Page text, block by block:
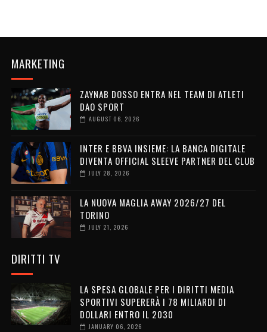
MARKETING
ZAYNAB DOSSO ENTRA NEL TEAM DI ATLETI
DAO SPORT
AUGUST 06, 2026
INTER E BBVA INSIEME: LA BANCA DIGITALE
DIVENTA OFFICIAL SLEEVE PARTNER DEL CLUB
JULY 28, 2026
LA NUOVA MAGLIA AWAY 2026/27 DEL
TORINO
JULY 21, 2026
DIRITTI TV
LA SPESA GLOBALE PER I DIRITTI MEDIA
SPORTIVI SUPERERÀ I 78 MILIARDI DI
DOLLARI ENTRO IL 2030
JANUARY 06, 2026